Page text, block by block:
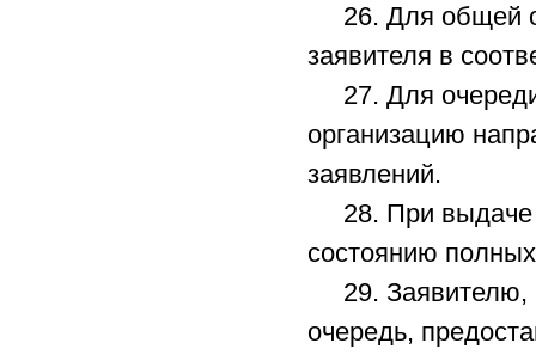
26. Для общей
заявителя в
27. Для
организацию
заявлений.
28. При выдаче
состоянию
29. Заявителю,
очередь,